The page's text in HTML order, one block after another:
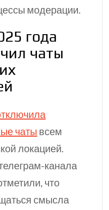
модерации.
года
чаты
чаты всем
локацией.
канала
что
смысла